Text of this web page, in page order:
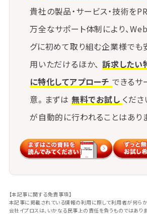
貴社の製品・サービス・技術をPR
万全なサポート体制により、
グに初めて取り組む企業様でも
用いただけるほか、 訴求したい
に特化してアプローチ できるサ
意。まずは 無料でお試し くだ
が自動的に行われることはあり
【本記事に関する免責事項】
本記事に掲載されている情報の利用に際して利用者が何ら
会社イプロスは、いかなる民事上の責任を負うものではあり